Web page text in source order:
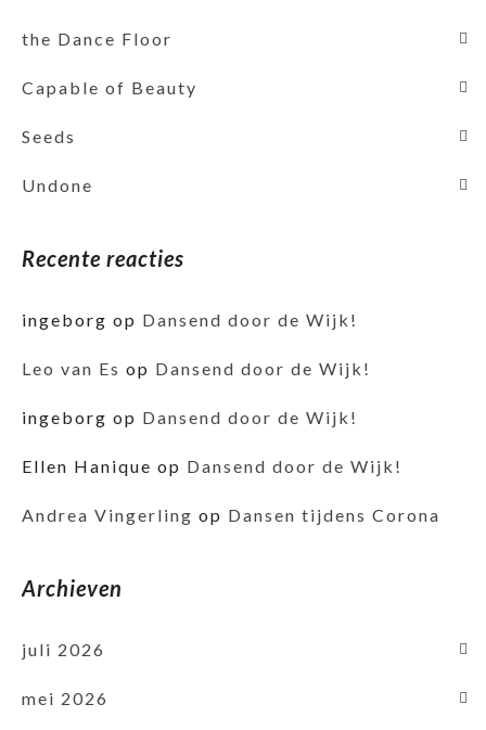
the Dance Floor
Capable of Beauty
Seeds
Undone
Recente reacties
ingeborg op Dansend door de Wijk!
Leo van Es op Dansend door de Wijk!
ingeborg op Dansend door de Wijk!
Ellen Hanique op Dansend door de Wijk!
Andrea Vingerling op Dansen tijdens Corona
Archieven
juli 2026
mei 2026